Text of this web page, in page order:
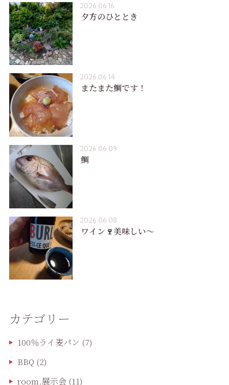
2026.06.16
夕方のひととき
2026.06.14
またまた鯛です！
2026.06.09
鯛
2026.06.08
ワイン🍷美味しい〜
カテゴリー
100％ライ麦パン (7)
BBQ (2)
room.展示会(11)